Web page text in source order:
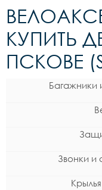
КУПИТЬ
ПСКОВЕ
Багажники
Звонки и